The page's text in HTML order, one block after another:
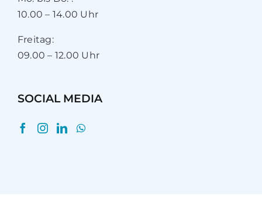
10.00 – 14.00 Uhr
Freitag:
09.00 – 12.00 Uhr
SOCIAL MEDIA